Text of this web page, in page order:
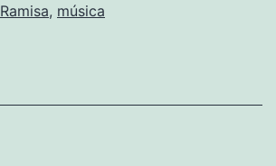
gravació)
, música